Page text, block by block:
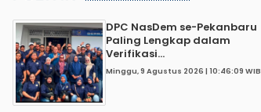
DPC NasDem se-Pekanbaru
Paling Lengkap dalam
Verifikasi...
Minggu, 9 Agustus 2026 | 10:46:09 WIB